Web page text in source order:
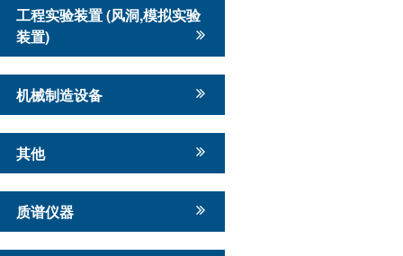
工程实验装置 (风洞,模拟实验
装置)
机械制造设备
其他
质谱仪器